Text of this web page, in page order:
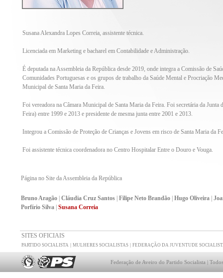
Susana Alexandra Lopes Correia, assistente técnica.
Licenciada em Marketing e bacharel em Contabilidade e Administração.
É deputada na Assembleia da República desde 2019, onde integra a Comissão de
Comunidades Portuguesas e os grupos de trabalho da Saúde Mental e Procriação
Municipal de Santa Maria da Feira.
Foi vereadora na Câmara Municipal de Santa Maria da Feira. Foi secretária da Junta
Feira) entre 1999 e 2013 e presidente de mesma junta entre 2001 e 2013.
Integrou a Comissão de Proteção de Crianças e Jovens em risco de Santa Maria da
Foi assistente técnica coordenadora no Centro Hospitalar Entre o Douro e Vouga.
Página no Site da Assembleia da República
Bruno Aragão| Cláudia Cruz Santos| Filipe Neto Brandão| Hugo Oliveira|
Porfírio Silva| Susana Correia
SITES OFICIAIS
PARTIDO SOCIALISTA | MULHERES SOCIALISTAS | FEDERAÇÃO DA JUVENTUDE
Federação de Aveiro do Partido Socialista |